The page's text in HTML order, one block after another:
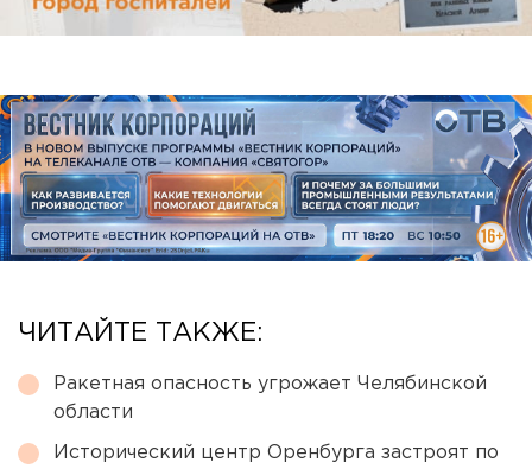
ЧИТАЙТЕ ТАКЖЕ:
Ракетная опасность угрожает Челябинской
области
Исторический центр Оренбурга застроят по